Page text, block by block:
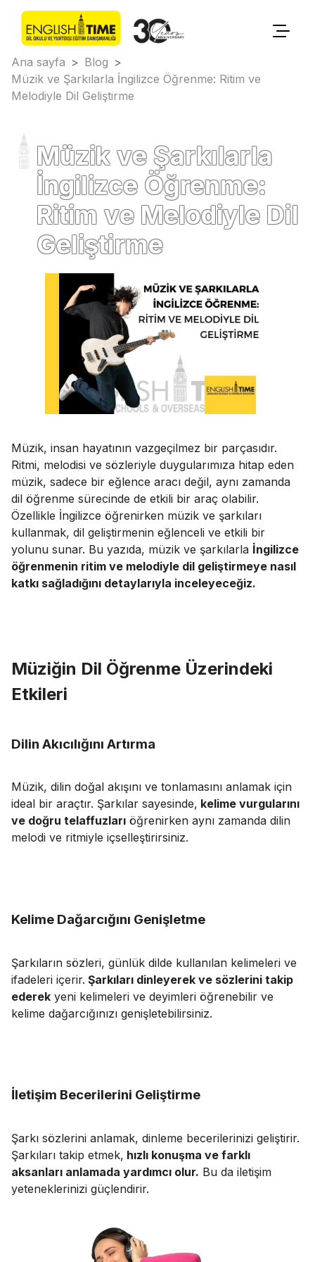
Ana sayfa > Blog >
Müzik ve Şarkılarla İngilizce Öğrenme: Ritim ve
Melodiyle Dil Geliştirme
Müzik ve Şarkılarla
İngilizce Öğrenme:
Ritim ve Melodiyle Dil
Geliştirme
Müzik, insan hayatının vazgeçilmez bir parçasıdır.
Ritmi, melodisi ve sözleriyle duygularımıza hitap eden
müzik, sadece bir eğlence aracı değil, aynı zamanda
dil öğrenme sürecinde de etkili bir araç olabilir.
Özellikle İngilizce öğrenirken müzik ve şarkıları
kullanmak, dil geliştirmenin eğlenceli ve etkili bir
yolunu sunar. Bu yazıda, müzik ve şarkılarla İngilizce
öğrenmenin ritim ve melodiyle dil geliştirmeye nasıl
katkı sağladığını detaylarıyla inceleyeceğiz.
Müziğin Dil Öğrenme Üzerindeki
Etkileri
Dilin Akıcılığını Artırma
Müzik, dilin doğal akışını ve tonlamasını anlamak için
ideal bir araçtır. Şarkılar sayesinde, kelime vurgularını
ve doğru telaffuzları öğrenirken aynı zamanda dilin
melodi ve ritmiyle içselleştirirsiniz.
Kelime Dağarcığını Genişletme
Şarkıların sözleri, günlük dilde kullanılan kelimeleri ve
ifadeleri içerir. Şarkıları dinleyerek ve sözlerini takip
ederek yeni kelimeleri ve deyimleri öğrenebilir ve
kelime dağarcığınızı genişletebilirsiniz.
İletişim Becerilerini Geliştirme
Şarkı sözlerini anlamak, dinleme becerilerinizi geliştirir.
Şarkıları takip etmek, hızlı konuşma ve farklı
aksanları anlamada yardımcı olur. Bu da iletişim
yeteneklerinizi güçlendirir.